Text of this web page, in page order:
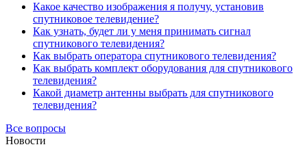
Какое качество изображения я получу, установив
спутниковое телевидение?
Как узнать, будет ли у меня принимать сигнал
спутникового телевидения?
Как выбрать оператора спутникового телевидения?
Как выбрать комплект оборудования для спутникового
телевидения?
Какой диаметр антенны выбрать для спутникового
телевидения?
Все вопросы
Новости